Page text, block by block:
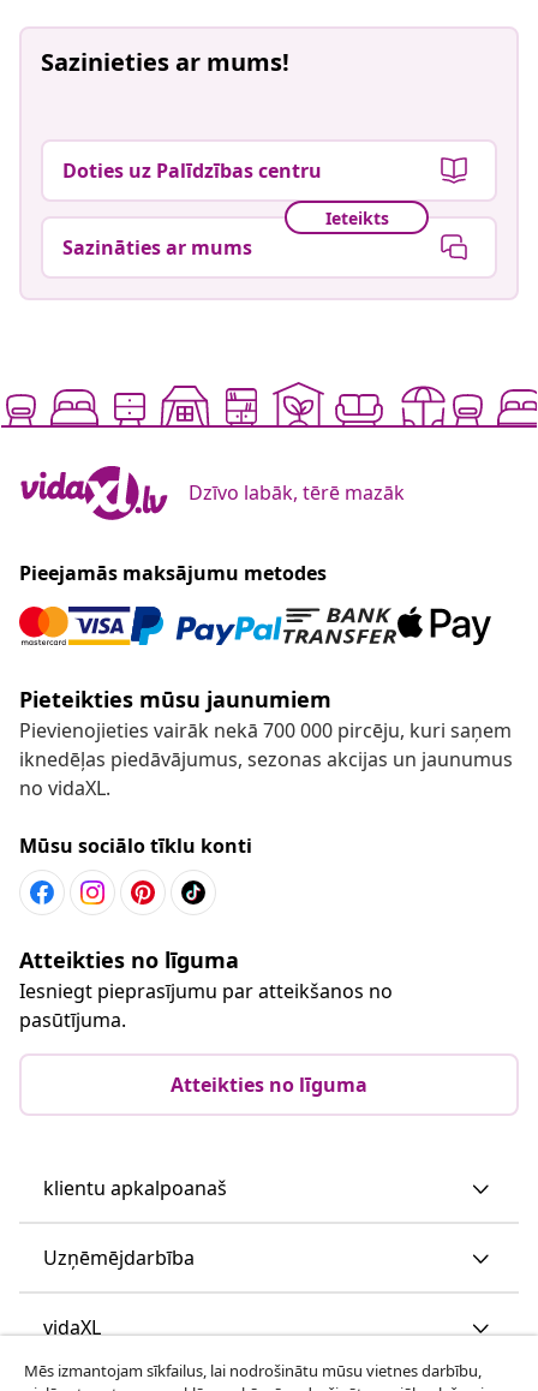
Sazinieties ar mums!
Doties uz Palīdzības centru
Ieteikts
Sazināties ar mums
Dzīvo labāk, tērē mazāk
Pieejamās maksājumu metodes
Pieteikties mūsu jaunumiem
Pievienojieties vairāk nekā 700 000 pircēju, kuri saņem
iknedēļas piedāvājumus, sezonas akcijas un jaunumus
no vidaXL.
Mūsu sociālo tīklu konti
Atteikties no līguma
Iesniegt pieprasījumu par atteikšanos no
pasūtījuma.
Atteikties no līguma
klientu apkalpoanaš
Uzņēmējdarbība
vidaXL
Mēs izmantojam sīkfailus, lai nodrošinātu mūsu vietnes darbību,